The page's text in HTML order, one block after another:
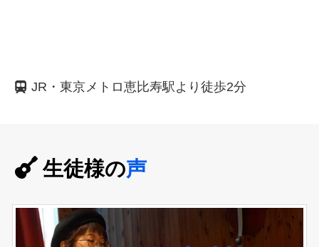
JR・東京メトロ恵比寿駅より徒歩2分
生徒様の声